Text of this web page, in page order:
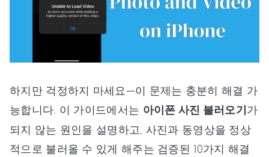
하지만 걱정하지 마세요—이 문제는 충분히 해결 가
능합니다. 이 가이드에서는 아이폰 사진 불러오기가
되지 않는 원인을 설명하고, 사진과 동영상을 정상
적으로 불러올 수 있게 해주는 검증된 10가지 해결